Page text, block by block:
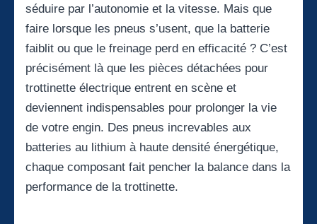
séduire par l’autonomie et la vitesse. Mais que
faire lorsque les pneus s’usent, que la batterie
faiblit ou que le freinage perd en efficacité ? C’est
précisément là que les pièces détachées pour
trottinette électrique entrent en scène et
deviennent indispensables pour prolonger la vie
de votre engin. Des pneus increvables aux
batteries au lithium à haute densité énergétique,
chaque composant fait pencher la balance dans la
performance de la trottinette.